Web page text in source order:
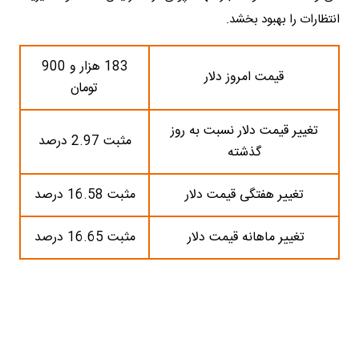
انتظارات را بهبود بخشد.
قیمت امروز دلار
183 هزار و 900
تومان
تغییر قیمت دلار نسبت به روز
گذشته
مثبت 2.97 درصد
تغییر هفتگی قیمت دلار
مثبت 16.58 درصد
تغییر ماهانه قیمت دلار
مثبت 16.65 درصد